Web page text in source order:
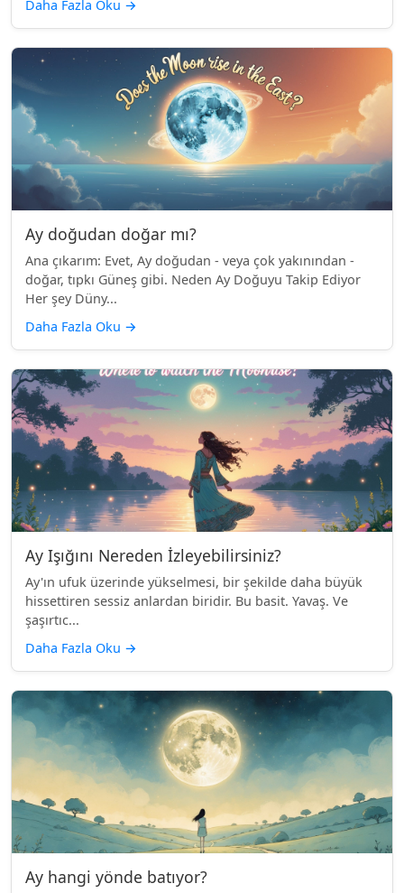
Daha Fazla Oku →
Ay doğudan doğar mı?
Ana çıkarım: Evet, Ay doğudan - veya çok yakınından -
doğar, tıpkı Güneş gibi. Neden Ay Doğuyu Takip Ediyor
Her şey Düny...
Daha Fazla Oku →
Ay Işığını Nereden İzleyebilirsiniz?
Ay'ın ufuk üzerinde yükselmesi, bir şekilde daha büyük
hissettiren sessiz anlardan biridir. Bu basit. Yavaş. Ve
şaşırtıc...
Daha Fazla Oku →
Ay hangi yönde batıyor?